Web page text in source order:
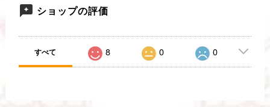
ショップの評価
すべて 8 0 0